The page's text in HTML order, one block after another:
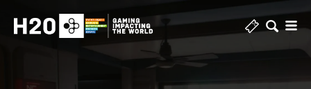
Inhalt